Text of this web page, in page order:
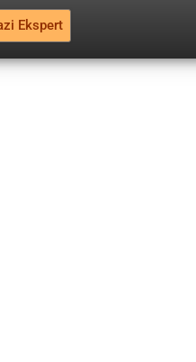
Ekspert